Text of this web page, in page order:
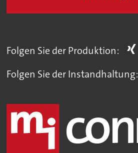
Folgen Sie der Produktion:
Folgen Sie der Instandhaltung: